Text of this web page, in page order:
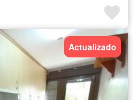
Actualizado